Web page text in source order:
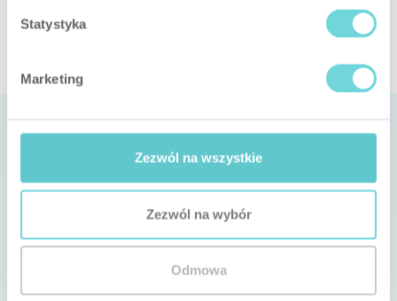
Statystyka
Marketing
Zezwól na wszystkie
Zezwól na wybór
Odmowa
esigenze dell’impianto.
Gestione
tramite
app
I dispositivi collegati al
trasmettitore possono
partecipare a scene e
routine all’interno del